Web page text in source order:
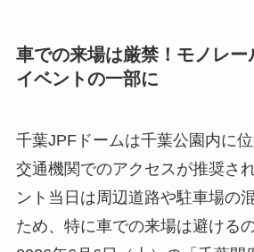
車での来場は厳禁！モノレー
イベントの一部に
千葉JPFドームは千葉公園内に
交通機関でのアクセスが推奨さ
ント当日は周辺道路や駐車場の
ため、特に車での来場は避ける